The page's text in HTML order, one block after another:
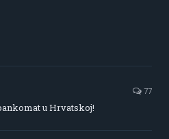
77
u Hrvatskoj!